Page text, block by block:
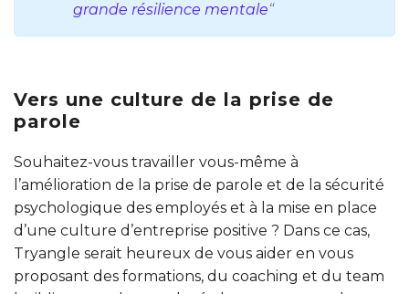
grande résilience mentale“
Vers une culture de la prise de
parole
Souhaitez-vous travailler vous-même à
l’amélioration de la prise de parole et de la sécurité
psychologique des employés et à la mise en place
d’une culture d’entreprise positive ? Dans ce cas,
Tryangle serait heureux de vous aider en vous
proposant des formations, du coaching et du team